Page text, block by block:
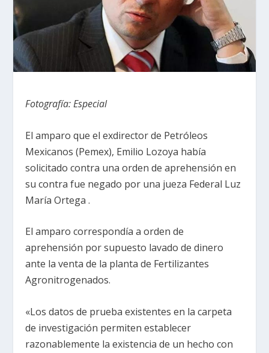
Fotografía: Especial
El amparo que el exdirector de Petróleos
Mexicanos (Pemex), Emilio Lozoya había
solicitado contra una orden de aprehensión en
su contra fue negado por una jueza Federal Luz
María Ortega .
El amparo correspondía a orden de
aprehensión por supuesto lavado de dinero
ante la venta de la planta de Fertilizantes
Agronitrogenados.
«Los datos de prueba existentes en la carpeta
de investigación permiten establecer
razonablemente la existencia de un hecho con